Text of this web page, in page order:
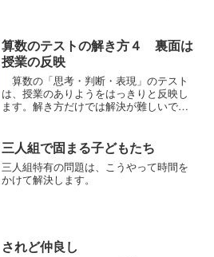
ムは、一人をゴール下に置...
算数のテストの解き方４ 裏面は
授業の反映
算数の「思考・判断・表現」のテスト
は、授業のありようをはっきりと反映し
ます。解き方だけでは解決が難しいで
三人組で固まる子どもたち
三人組特有の問題は、こうやって時間を
かけて解決します。
されど仲良し